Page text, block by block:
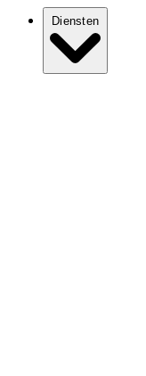
Diensten